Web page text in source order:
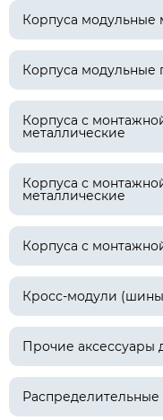
Корпуса модульные
Корпуса модульные
Корпуса с
металлические
Корпуса с
металлические
Корпуса с
Кросс-модули
Прочие аксессуары
Распределительные